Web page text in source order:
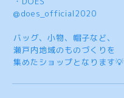
@does_official2020
バッグ、小物、帽子など、
瀬戸内地域のものづくりを
集めたショップとなります💡